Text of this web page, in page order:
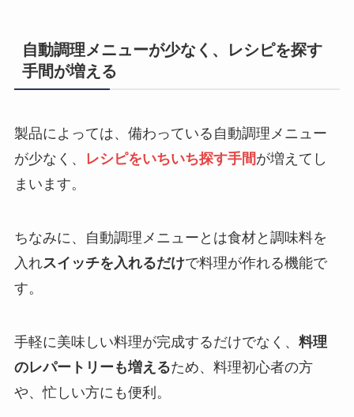
自動調理メニューが少なく、レシピを探す
手間が増える
製品によっては、備わっている自動調理メニュー
が少なく、
レシピをいちいち探す手間が増えてし
まいます。
ちなみに、自動調理メニューとは食材と調味料を
入れスイッチを入れるだけで料理が作れる機能で
す。
手軽に美味しい料理が完成するだけでなく、 料理
のレパートリーも増えるため、料理初心者の方
や、忙しい方にも便利。